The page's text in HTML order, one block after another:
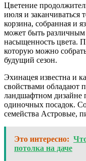
Цветение
июля и заканчиваться
корзина, собранная и
может быть различным
насыщенность цвета.
которую можно
будущий сезон.
Эхинацея известна и
свойствами обладают
ландшафтном дизайне
одиночных посадок.
семейства Астровые,
Это интересно:
потолка на даче